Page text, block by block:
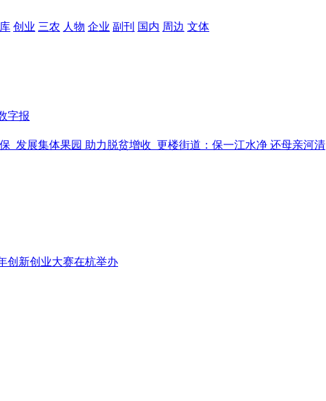
创业 三农 人物 企业 副刊 国内 周边 文体
字报
发展集体果园 助力脱贫增收 更楼街道：保一江水净 还母亲河清
创新创业大赛在杭举办